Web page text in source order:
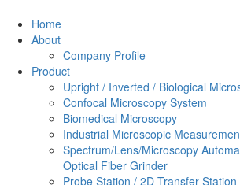
Home
About
Company Profile
Product
Upright / Inverted / Biological
Confocal Microscopy System
Biomedical Microscopy
Industrial Microscopic
Spectrum/Lens/Microscopy
Optical Fiber Grinder
Probe Station / 2D Transfer Station